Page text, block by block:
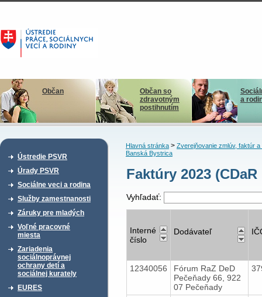
Občan
Občan so
zdravotným
postihnutím
a
Ústredie PSVR
Úrady PSVR
Sociálne veci a rodina
Služby zamestnanosti
Záruky pre mladých
Voľné pracovné
miesta
Zariadenia
sociálnoprávnej
ochrany detí a
sociálnej kurately
EURES
Hlavná stránka> Zverejňovanie zmlúv, faktúr a
Banská Bystrica
Faktúry 2023
Vyhľadať:
Interné
číslo
Dodávateľ
12340056
Fórum RaZ DeD
Pečeňady 66, 922
07 Pečeňady